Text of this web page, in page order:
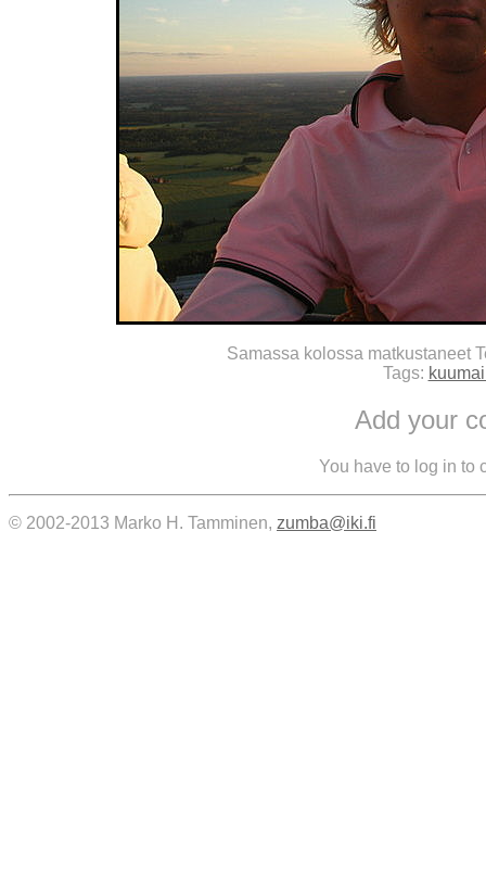
Samassa kolossa matkustaneet
Tags:
Add your
You have to log in to
© 2002-2013 Marko H. Tamminen, zumba@iki.fi